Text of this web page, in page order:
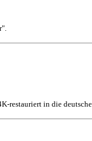
restauriert in die